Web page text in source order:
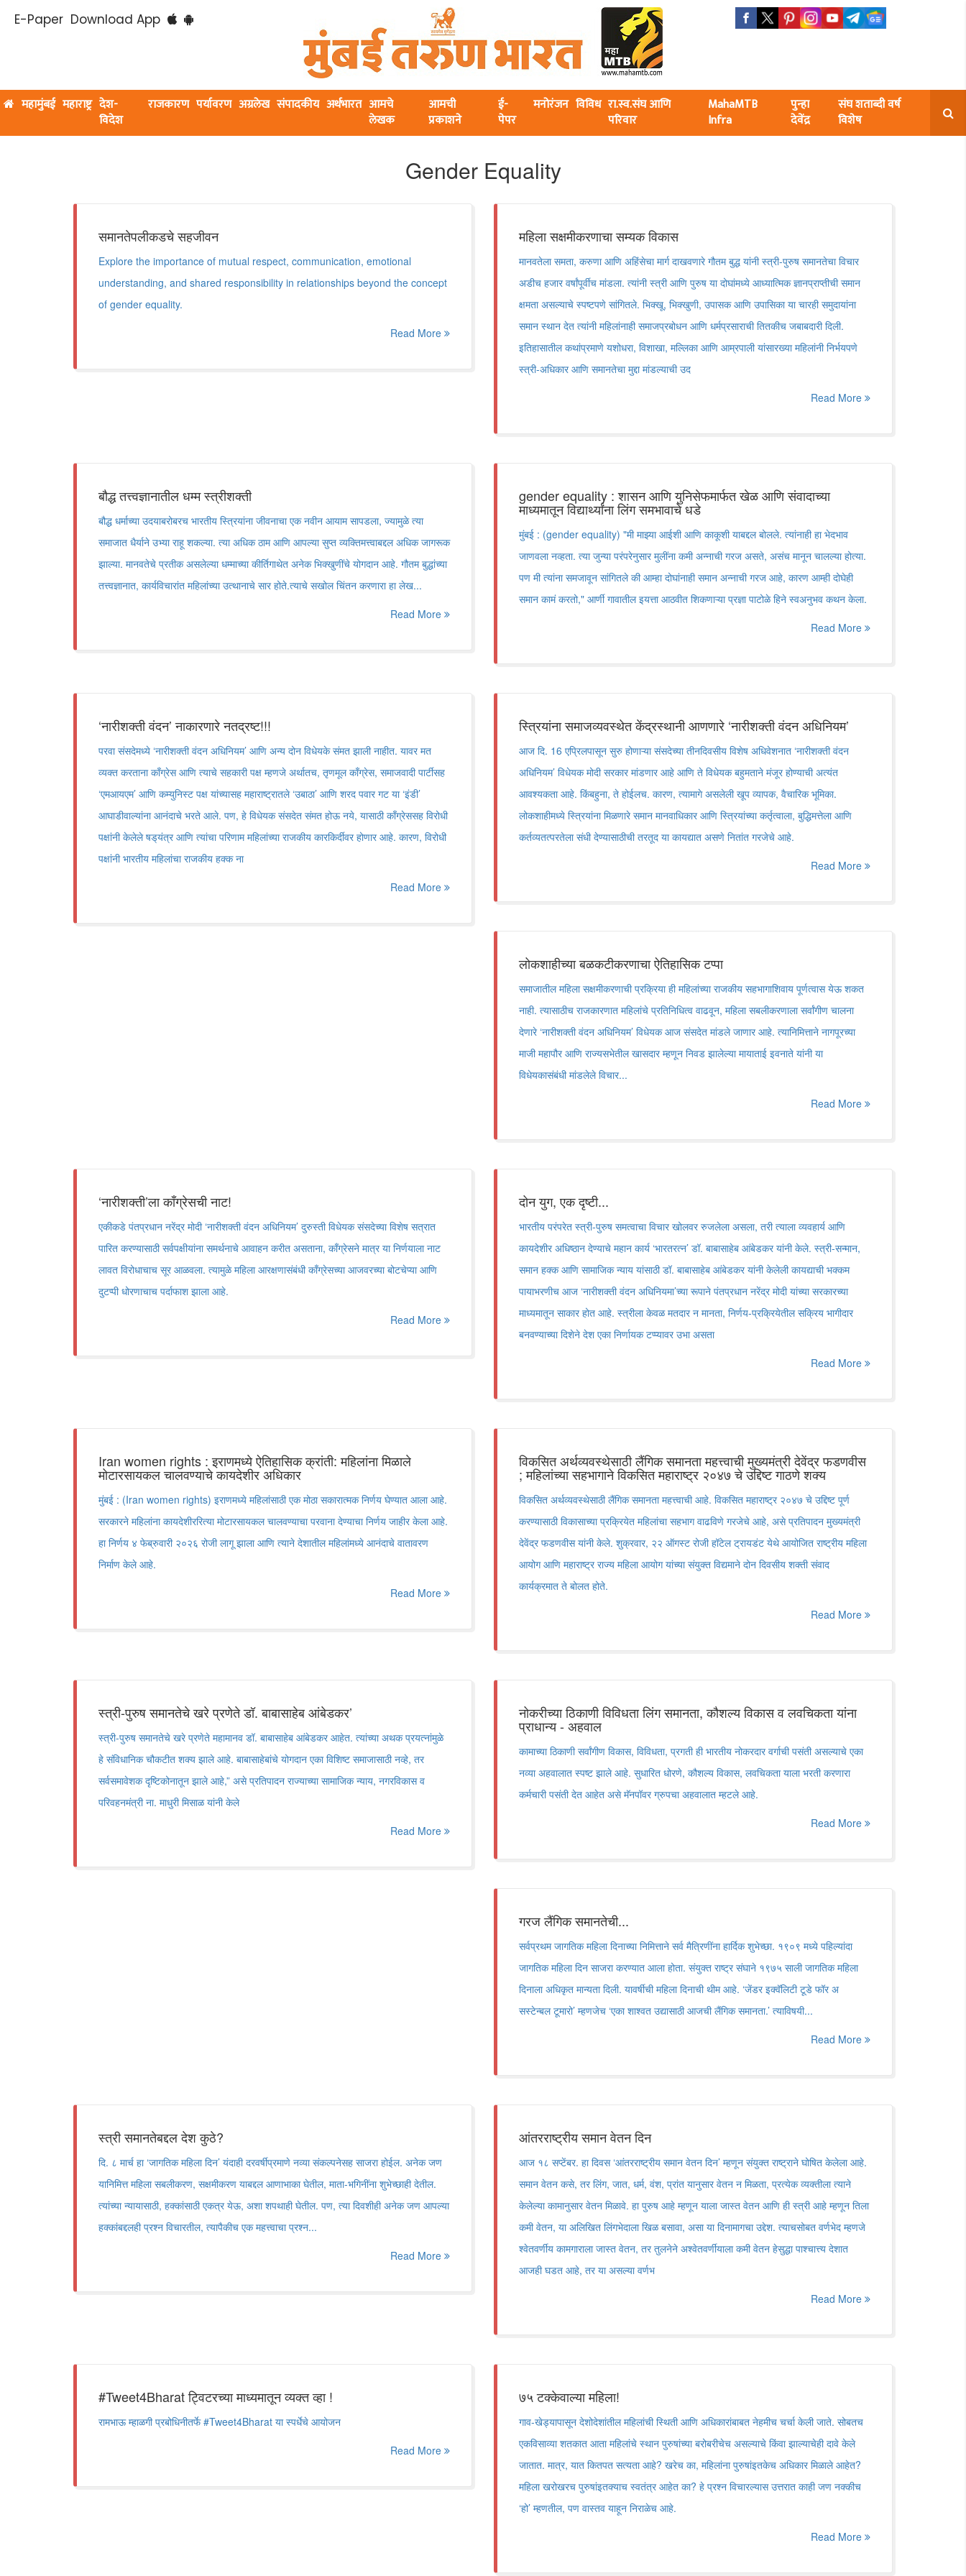
E-Paper Download App
महामुंबई महाराष्ट्र देश-
विदेश
राजकारण पर्यावरण अग्रलेख संपादकीय अर्थभारत आमचे
लेखक
आमची
प्रकाशने
ई-
पेपर
मनोरंजन विविध रा.स्व.संघ आणि
परिवार
MahaMTB
Infra
पुन्हा
देवेंद्र
संघ शताब्दी वर्ष
विशेष
Gender Equality
समानतेपलीकडचे सहजीवन
Explore the importance of mutual respect, communication, emotional
understanding, and shared responsibility in relationships beyond the concept
of gender equality.
Read More
महिला सक्षमीकरणाचा सम्यक विकास
मानवतेला समता, करुणा आणि अहिंसेचा मार्ग दाखवणारे गौतम बुद्ध यांनी स्त्री-पुरुष समानतेचा विचार
अडीच हजार वर्षांपूर्वीच मांडला. त्यांनी स्त्री आणि पुरुष या दोघांमध्ये आध्यात्मिक ज्ञानप्राप्तीची समान
क्षमता असल्याचे स्पष्टपणे सांगितले. भिक्खू, भिक्खुणी, उपासक आणि उपासिका या चारही समुदायांना
समान स्थान देत त्यांनी महिलांनाही समाजप्रबोधन आणि धर्मप्रसाराची तितकीच जबाबदारी दिली.
इतिहासातील कथांप्रमाणे यशोधरा, विशाखा, मल्लिका आणि आम्रपाली यांसारख्या महिलांनी निर्भयपणे
स्त्री-अधिकार आणि समानतेचा मुद्दा मांडल्याची उद
Read More
बौद्ध तत्त्वज्ञानातील धम्म स्त्रीशक्ती
बौद्ध धर्माच्या उदयाबरोबरच भारतीय स्त्रियांना जीवनाचा एक नवीन आयाम सापडला, ज्यामुळे त्या
समाजात धैर्याने उभ्या राहू शकल्या. त्या अधिक ठाम आणि आपल्या सुप्त व्यक्तिमत्त्वाबद्दल अधिक जागरूक
झाल्या. मानवतेचे प्रतीक असलेल्या धम्माच्या कीर्तिगाथेत अनेक भिक्खुणींचे योगदान आहे. गौतम बुद्धांच्या
तत्त्वज्ञानात, कार्यविचारांत महिलांच्या उत्थानाचे सार होते.त्याचे सखोल चिंतन करणारा हा लेख...
Read More
gender equality : शासन आणि युनिसेफमार्फत खेळ आणि संवादाच्या
माध्यमातून विद्यार्थ्यांना लिंग समभावाचे धडे
मुंबई : (gender equality) "मी माझ्या आईशी आणि काकूशी याबद्दल बोलले. त्यांनाही हा भेदभाव
जाणवला नव्हता. त्या जुन्या परंपरेनुसार मुलींना कमी अन्नाची गरज असते, असंच मानून चालल्या होत्या.
पण मी त्यांना समजावून सांगितले की आम्हा दोघांनाही समान अन्नाची गरज आहे, कारण आम्ही दोघेही
समान कामं करतो," आर्णी गावातील इयत्ता आठवीत शिकणाऱ्या प्रज्ञा पाटोळे हिने स्वअनुभव कथन केला.
Read More
‘नारीशक्ती वंदन‌’ नाकारणारे नतद्रष्ट!!!
परवा संसदेमध्ये ‌‘नारीशक्ती वंदन अधिनियम‌’ आणि अन्य दोन विधेयके संमत झाली नाहीत. यावर मत
व्यक्त करताना काँग्रेस आणि त्याचे सहकारी पक्ष म्हणजे अर्थातच, तृणमूल काँग्रेस, समाजवादी पार्टीसह
‌‘एमआयएम‌’ आणि कम्युनिस्ट पक्ष यांच्यासह महाराष्ट्रातले ‌‘उबाठा‌’ आणि शरद पवार गट या ‌‘इंडी‌’
आघाडीवाल्यांना आनंदाचे भरते आले. पण, हे विधेयक संसदेत संमत होऊ नये, यासाठी काँग्रेससह विरोधी
पक्षांनी केलेले षड्‌‍यंत्र आणि त्यांचा परिणाम महिलांच्या राजकीय कारकिर्दीवर होणार आहे. कारण, विरोधी
पक्षांनी भारतीय महिलांचा राजकीय हक्क ना
Read More
स्त्रियांना समाजव्यवस्थेत केंद्रस्थानी आणणारे ‌‘नारीशक्ती वंदन अधिनियम‌’
आज दि. 16 एप्रिलपासून सुरु होणाऱ्या संसदेच्या तीनदिवसीय विशेष अधिवेशनात ‌‘नारीशक्ती वंदन
अधिनियम‌’ विधेयक मोदी सरकार मांडणार आहे आणि ते विधेयक बहुमताने मंजूर होण्याची अत्यंत
आवश्यकता आहे. किंबहुना, ते होईलच. कारण, त्यामागे असलेली खूप व्यापक, वैचारिक भूमिका.
लोकशाहीमध्ये स्त्रियांना मिळणारे समान मानवाधिकार आणि स्त्रियांच्या कर्तृत्वाला, बुद्धिमत्तेला आणि
कर्तव्यतत्परतेला संधी देण्यासाठीची तरतूद या कायद्यात असणे नितांत गरजेचे आहे.
Read More
लोकशाहीच्या बळकटीकरणाचा ऐतिहासिक टप्पा
समाजातील महिला सक्षमीकरणाची प्रक्रिया ही महिलांच्या राजकीय सहभागाशिवाय पूर्णत्वास येऊ शकत
नाही. त्यासाठीच राजकारणात महिलांचे प्रतिनिधित्व वाढवून, महिला सबलीकरणाला सर्वांगीण चालना
देणारे ‌‘नारीशक्ती वंदन अधिनियम‌’ विधेयक आज संसदेत मांडले जाणार आहे. त्यानिमित्ताने नागपूरच्या
माजी महापौर आणि राज्यसभेतील खासदार म्हणून निवड झालेल्या मायाताई इवनाते यांनी या
विधेयकासंबंधी मांडलेले विचार...
Read More
‘नारीशक्ती‌’ला काँग्रेसची नाट!
एकीकडे पंतप्रधान नरेंद्र मोदी ‌‘नारीशक्ती वंदन अधिनियम‌’ दुरुस्ती विधेयक संसदेच्या विशेष सत्रात
पारित करण्यासाठी सर्वपक्षीयांना समर्थनाचे आवाहन करीत असताना, काँग्रेसने मात्र या निर्णयाला नाट
लावत विरोधाचाच सूर आळवला. त्यामुळे महिला आरक्षणासंबंधी काँग्रेसच्या आजवरच्या बोटचेप्या आणि
दुटप्पी धोरणाचाच पर्दाफाश झाला आहे.
Read More
दोन युग, एक दृष्टी...
भारतीय परंपरेत स्त्री-पुरुष समत्वाचा विचार खोलवर रुजलेला असला, तरी त्याला व्यवहार्य आणि
कायदेशीर अधिष्ठान देण्याचे महान कार्य ‌‘भारतरत्न‌’ डॉ. बाबासाहेब आंबेडकर यांनी केले. स्त्री-सन्मान,
समान हक्क आणि सामाजिक न्याय यांसाठी डॉ. बाबासाहेब आंबेडकर यांनी केलेली कायद्याची भक्कम
पायाभरणीच आज ‌‘नारीशक्ती वंदन अधिनियमा‌’च्या रूपाने पंतप्रधान नरेंद्र मोदी यांच्या सरकारच्या
माध्यमातून साकार होत आहे. स्त्रीला केवळ मतदार न मानता, निर्णय-प्रक्रियेतील सक्रिय भागीदार
बनवण्याच्या दिशेने देश एका निर्णायक टप्प्यावर उभा असता
Read More
Iran women rights : इराणमध्ये ऐतिहासिक क्रांती: महिलांना मिळाले
मोटारसायकल चालवण्याचे कायदेशीर अधिकार
मुंबई : (Iran women rights) इराणमध्ये महिलांसाठी एक मोठा सकारात्मक निर्णय घेण्यात आला आहे.
सरकारने महिलांना कायदेशीररित्या मोटारसायकल चालवण्याचा परवाना देण्याचा निर्णय जाहीर केला आहे.
हा निर्णय ४ फेब्रुवारी २०२६ रोजी लागू झाला आणि त्याने देशातील महिलांमध्ये आनंदाचे वातावरण
निर्माण केले आहे.
Read More
विकसित अर्थव्यवस्थेसाठी लैंगिक समानता महत्त्वाची मुख्यमंत्री देवेंद्र फडणवीस
; महिलांच्या सहभागाने विकसित महाराष्ट्र २०४७ चे उद्दिष्ट गाठणे शक्य
विकसित अर्थव्यवस्थेसाठी लैंगिक समानता महत्त्वाची आहे. विकसित महाराष्ट्र २०४७ चे उद्दिष्ट पूर्ण
करण्यासाठी विकासाच्या प्रक्रियेत महिलांचा सहभाग वाढविणे गरजेचे आहे, असे प्रतिपादन मुख्यमंत्री
देवेंद्र फडणवीस यांनी केले. शुक्रवार, २२ ऑगस्ट रोजी हॉटेल ट्रायडंट येथे आयोजित राष्ट्रीय महिला
आयोग आणि महाराष्ट्र राज्य महिला आयोग यांच्या संयुक्त विद्यमाने दोन दिवसीय शक्ती संवाद
कार्यक्रमात ते बोलत होते.
Read More
स्त्री-पुरुष समानतेचे खरे प्रणेते डॉ. बाबासाहेब आंबेडकर’
स्त्री-पुरुष समानतेचे खरे प्रणेते महामानव डॉ. बाबासाहेब आंबेडकर आहेत. त्यांच्या अथक प्रयत्नांमुळे
हे संविधानिक चौकटीत शक्य झाले आहे. बाबासाहेबांचे योगदान एका विशिष्ट समाजासाठी नव्हे, तर
सर्वसमावेशक दृष्टिकोनातून झाले आहे,” असे प्रतिपादन राज्याच्या सामाजिक न्याय, नगरविकास व
परिवहनमंत्री ना. माधुरी मिसाळ यांनी केले
Read More
नोकरीच्या ठिकाणी विविधता लिंग समानता, कौशल्य विकास व लवचिकता यांना
प्राधान्य - अहवाल
कामाच्या ठिकाणी सर्वांगीण विकास, विविधता, प्रगती ही भारतीय नोकरदार वर्गाची पसंती असल्याचे एका
नव्या अहवालात स्पष्ट झाले आहे. सुधारित धोरणे, कौशल्य विकास, लवचिकता याला भरती करणारा
कर्मचारी पसंती देत आहेत असे मॅनपॉवर ग्रुपचा अहवालात म्हटले आहे.
Read More
गरज लैंगिक समानतेची...
सर्वप्रथम जागतिक महिला दिनाच्या निमित्ताने सर्व मैत्रिणींना हार्दिक शुभेच्छा. १९०९ मध्ये पहिल्यांदा
जागतिक महिला दिन साजरा करण्यात आला होता. संयुक्त राष्ट्र संघाने १९७५ साली जागतिक महिला
दिनाला अधिकृत मान्यता दिली. यावर्षीची महिला दिनाची थीम आहे. ‘जेंडर इक्वॅलिटी टूडे फॉर अ
सस्टेन्बल टूमारो’ म्हणजेच ‘एका शाश्वत उद्यासाठी आजची लैंगिक समानता.’ त्याविषयी...
Read More
स्त्री समानतेबद्दल देश कुठे?
दि. ८ मार्च हा ‘जागतिक महिला दिन’ यंदाही दरवर्षीप्रमाणे नव्या संकल्पनेसह साजरा होईल. अनेक जण
यानिमित्त महिला सबलीकरण, सक्षमीकरण याबद्दल आणाभाका घेतील, माता-भगिनींना शुभेच्छाही देतील.
त्यांच्या न्यायासाठी, हक्कांसाठी एकत्र येऊ, अशा शपथाही घेतील. पण, त्या दिवशीही अनेक जण आपल्या
हक्कांबद्दलही प्रश्न विचारतील, त्यापैकीच एक महत्त्वाचा प्रश्न...
Read More
आंतरराष्ट्रीय समान वेतन दिन
आज १८ सप्टेंबर. हा दिवस ‘आंतरराष्ट्रीय समान वेतन दिन’ म्हणून संयुक्त राष्ट्राने घोषित केलेला आहे.
समान वेतन कसे, तर लिंग, जात, धर्म, वंश, प्रांत यानुसार वेतन न मिळता, प्रत्येक व्यक्तीला त्याने
केलेल्या कामानुसार वेतन मिळावे. हा पुरुष आहे म्हणून याला जास्त वेतन आणि ही स्त्री आहे म्हणून तिला
कमी वेतन, या अलिखित लिंगभेदाला खिळ बसावा, असा या दिनामागचा उद्देश. त्याचसोबत वर्णभेद म्हणजे
श्वेतवर्णीय कामगाराला जास्त वेतन, तर तुलनेने अश्वेतवर्णीयाला कमी वेतन हेसुद्धा पाश्चात्त्य देशात
आजही घडत आहे, तर या असल्या वर्णभ
Read More
#Tweet4Bharat ट्विटरच्या माध्यमातून व्यक्त व्हा !
रामभाऊ म्हाळगी प्रबोधिनीतर्फे #Tweet4Bharat या स्पर्धेचे आयोजन
Read More
७५ टक्केवाल्या महिला!
गाव-खेड्यापासून देशोदेशांतील महिलांची स्थिती आणि अधिकारांबाबत नेहमीच चर्चा केली जाते. सोबतच
एकविसाव्या शतकात आता महिलांचे स्थान पुरुषांच्या बरोबरीचेच असल्याचे किंवा झाल्याचेही दावे केले
जातात. मात्र, यात कितपत सत्यता आहे? खरेच का, महिलांना पुरुषांइतकेच अधिकार मिळाले आहेत?
महिला खरोखरच पुरुषांइतक्याच स्वतंत्र आहेत का? हे प्रश्न विचारल्यास उत्तरात काही जण नक्कीच
‘हो’ म्हणतील, पण वास्तव याहून निराळेच आहे.
Read More